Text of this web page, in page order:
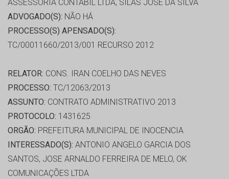
ASSESSORIA CONTÁBIL LTDA, SILAS JOSE DA SILVA
ADVOGADO(S): NÃO HÁ
PROCESSO(S) APENSADO(S):
TC/00011660/2013/001 RECURSO 2012
RELATOR: CONS. IRAN COELHO DAS NEVES
PROCESSO: TC/12063/2013
ASSUNTO: CONTRATO ADMINISTRATIVO 2013
PROTOCOLO: 1431625
ORGÃO: PREFEITURA MUNICIPAL DE INOCENCIA
INTERESSADO(S): ANTONIO ANGELO GARCIA DOS
SANTOS, JOSE ARNALDO FERREIRA DE MELO, OK
COMUNICAÇÕES LTDA